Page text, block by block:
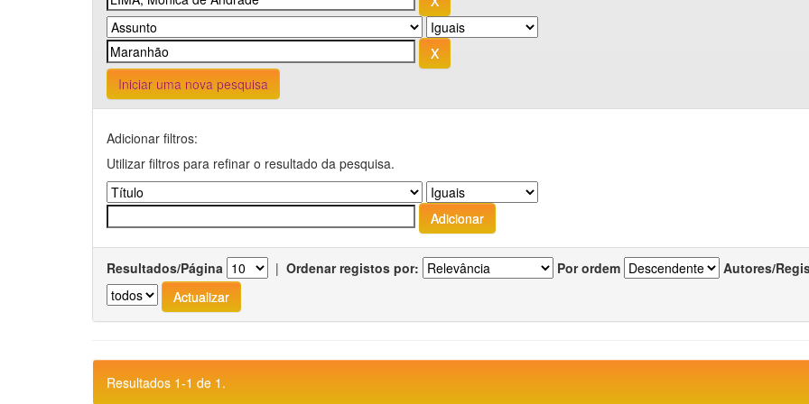
Iniciar uma nova pesquisa
Adicionar filtros:
Utilizar filtros para refinar o resultado da pesquisa.
Resultados/Página | Ordenar registos por: Por ordem Autores/
Resultados 1-1 de 1.